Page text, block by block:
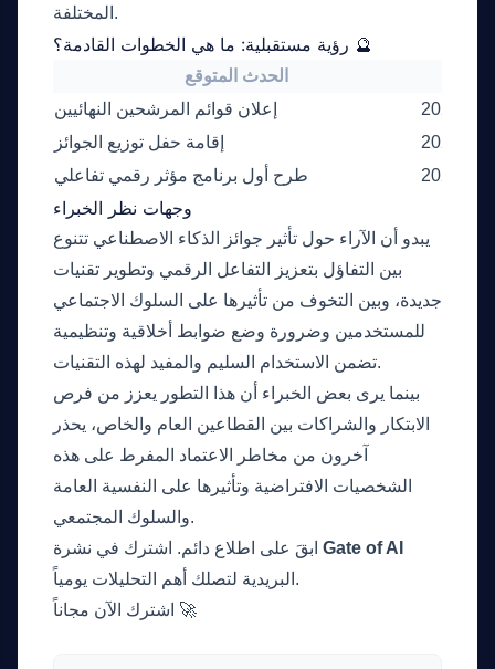
المختلفة.
رؤية مستقبلية: ما هي الخطوات القادمة؟ 🔮
الحدث المتوقع
إعلان قوائم المرشحين النهائيين
2026-04
إقامة حفل توزيع الجوائز
2026-06
طرح أول برنامج مؤثر رقمي تفاعلي
2026-09
وجهات نظر الخبراء
يبدو أن الآراء حول تأثير جوائز الذكاء الاصطناعي تتنوع
بين التفاؤل بتعزيز التفاعل الرقمي وتطوير تقنيات
جديدة، وبين التخوف من تأثيرها على السلوك الاجتماعي
للمستخدمين وضرورة وضع ضوابط أخلاقية وتنظيمية
تضمن الاستخدام السليم والمفيد لهذه التقنيات.
بينما يرى بعض الخبراء أن هذا التطور يعزز من فرص
الابتكار والشراكات بين القطاعين العام والخاص، يحذر
آخرون من مخاطر الاعتماد المفرط على هذه
الشخصيات الافتراضية وتأثيرها على النفسية العامة
والسلوك المجتمعي.
Gate of AI
البريدية لتصلك أهم التحليلات يومياً.
اشترك الآن مجاناً 🚀